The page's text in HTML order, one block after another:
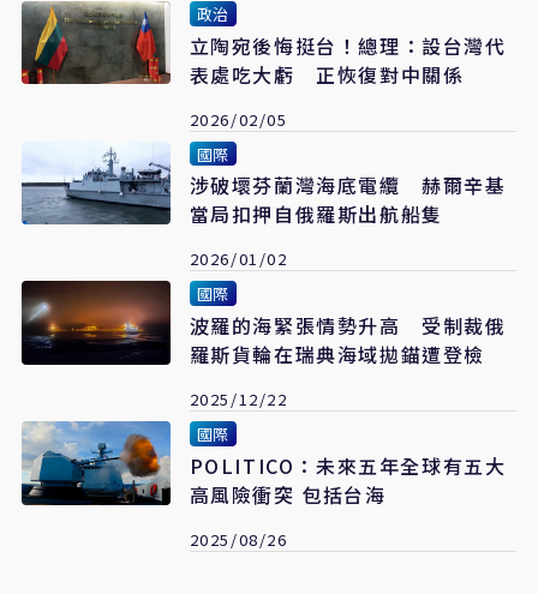
政治
立陶宛後悔挺台！總理：設台灣代
表處吃大虧 正恢復對中關係
2026/02/05
國際
涉破壞芬蘭灣海底電纜 赫爾辛基
當局扣押自俄羅斯出航船隻
2026/01/02
國際
波羅的海緊張情勢升高 受制裁俄
羅斯貨輪在瑞典海域拋錨遭登檢
2025/12/22
國際
POLITICO：未來五年全球有五大
高風險衝突 包括台海
2025/08/26